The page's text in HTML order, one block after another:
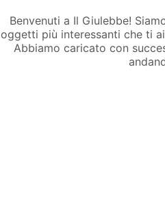
Benvenuti a Il Giulebbe!
oggetti più interessanti che ti
Abbiamo caricato con